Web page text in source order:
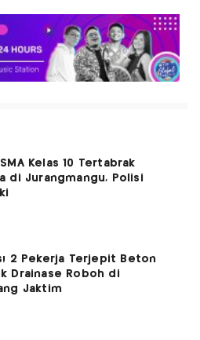
Kelas 10 Tertabrak
di Jurangmangu, Polisi
2 Pekerja Terjepit Beton
Drainase Roboh di
Jaktim